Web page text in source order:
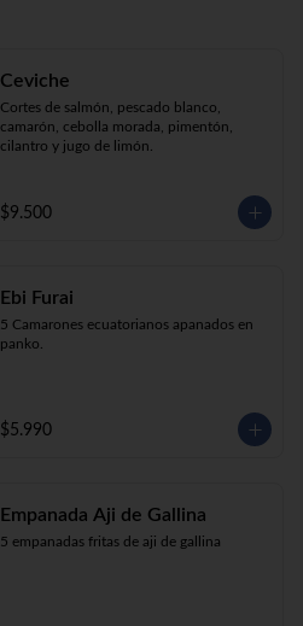
Katsu Roll (10) Pollo, queso crema,
cebollín, apanado en panko.
Ceviche
Cortes de salmón, pescado blanco,
camarón, cebolla morada, pimentón,
cilantro y jugo de limón.
$9.500
Ebi Furai
5 Camarones ecuatorianos apanados en
panko.
$5.990
Empanada Aji de Gallina
5 empanadas fritas de aji de gallina